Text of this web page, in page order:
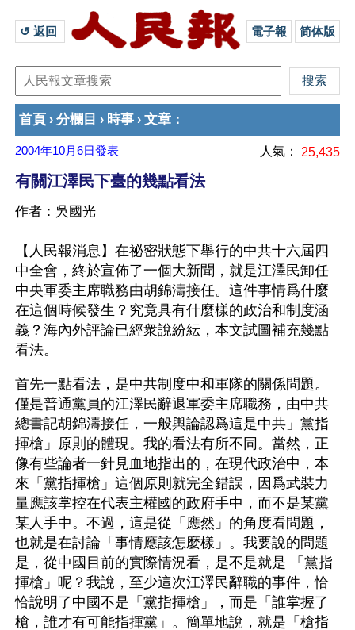
↺ 返回 電子報 简体版
首頁 › 分欄目 › 時事 › 文章 ：
2004年10月6日發表 人氣： 25,435
有關江澤民下臺的幾點看法
作者：吳國光
【人民報消息】在祕密狀態下舉行的中共十六屆四
中全會，終於宣佈了一個大新聞，就是江澤民卸任
中央軍委主席職務由胡錦濤接任。這件事情爲什麼
在這個時候發生？究竟具有什麼樣的政治和制度涵
義？海內外評論已經衆說紛紜，本文試圖補充幾點
看法。
首先一點看法，是中共制度中和軍隊的關係問題。
僅是普通黨員的江澤民辭退軍委主席職務，由中共
總書記胡錦濤接任，一般輿論認爲這是中共」黨指
揮槍」原則的體現。我的看法有所不同。當然，正
像有些論者一針見血地指出的，在現代政治中，本
來「黨指揮槍」這個原則就完全錯誤，因爲武裝力
量應該掌控在代表主權國的政府手中，而不是某黨
某人手中。不過，這是從「應然」的角度看問題，
也就是在討論「事情應該怎麼樣」。我要說的問題
是，從中國目前的實際情況看，是不是就是 「黨指
揮槍」呢？我說，至少這次江澤民辭職的事件，恰
恰說明了中國不是「黨指揮槍」，而是「誰掌握了
槍，誰才有可能指揮黨」。簡單地說，就是「槍指